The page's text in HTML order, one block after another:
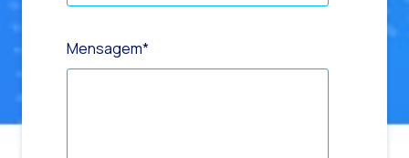
Mensagem*